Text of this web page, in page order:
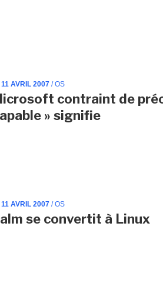
11 AVRIL 2007 / OS
contraint de
» signifie
11 AVRIL 2007 / OS
se convertit à Linux